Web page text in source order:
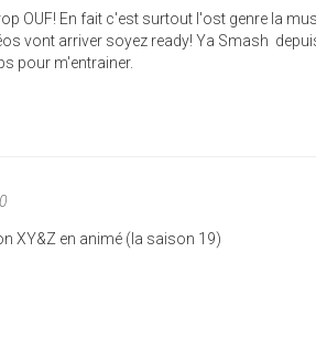
OUF! En fait c'est surtout l'ost genre la
vont arriver soyez ready! Ya Smash
pour m'entrainer.
XY&Z en animé (la saison 19)